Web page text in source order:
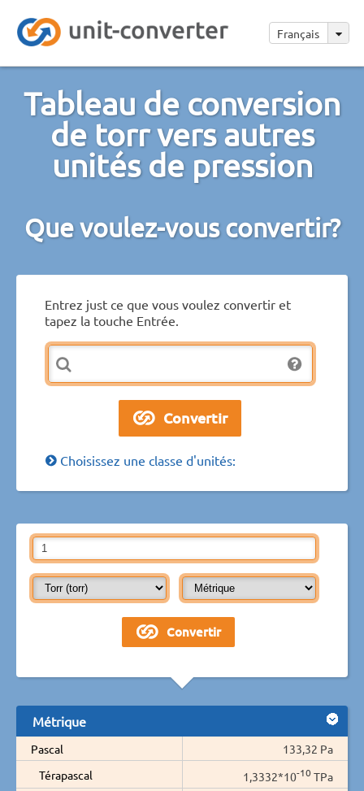
Français
Tableau de conversion
de torr vers autres
unités de pression
Que voulez-vous convertir?
Entrez just ce que vous voulez convertir et
tapez la touche Entrée.
Choisissez une classe d'unités:
Métrique
Pascal
133,32 Pa
Térapascal
1,3332*10-10 TPa